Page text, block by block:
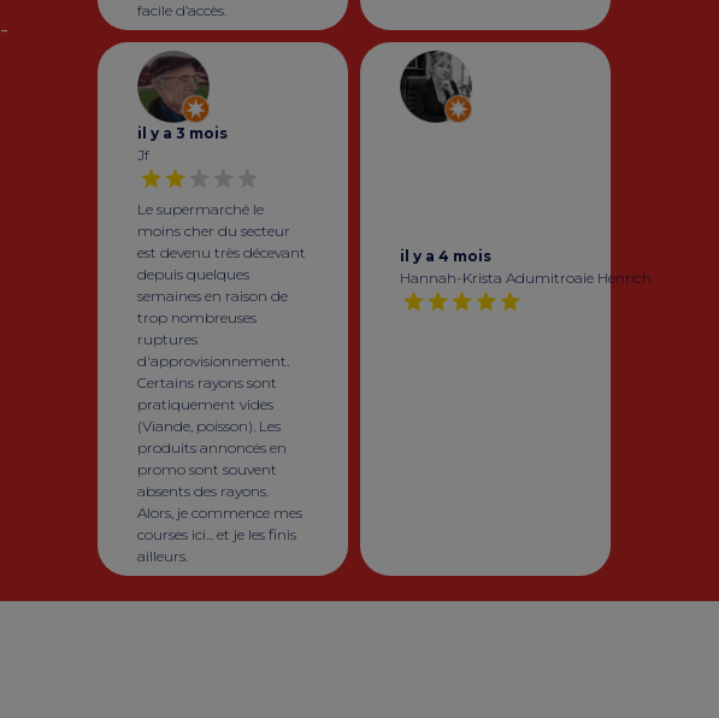
facile d’accès.
il y a 3 mois
Jf
Le supermarché le
moins cher du secteur
est devenu très décevant
depuis quelques
semaines en raison de
trop nombreuses
ruptures
d'approvisionnement.
Certains rayons sont
pratiquement vides
(Viande, poisson). Les
produits annoncés en
promo sont souvent
absents des rayons.
Alors, je commence mes
courses ici... et je les finis
ailleurs.
il y a 4 mois
Hannah-Krista Adumitroaie Henrich